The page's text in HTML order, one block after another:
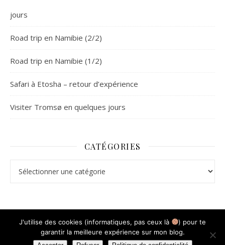
jours
Road trip en Namibie (2/2)
Road trip en Namibie (1/2)
Safari à Etosha – retour d’expérience
Visiter Tromsø en quelques jours
CATÉGORIES
Mentions légales
Thème Ashe parWP Royal.
J'utilise des cookies (informatiques, pas ceux là
) pour te
garantir la meilleure expérience sur mon blog.